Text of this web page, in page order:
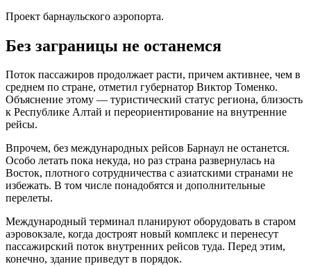
Проект барнаульского аэропорта.
Без заграницы не останемся
Поток пассажиров продолжает расти, причем активнее, чем в
среднем по стране, отметил губернатор Виктор Томенко.
Объяснение этому — туристический статус региона, близость
к Республике Алтай и переориентирование на внутренние
рейсы.
Впрочем, без международных рейсов Барнаул не останется.
Особо летать пока некуда, но раз страна развернулась на
Восток, плотного сотрудничества с азиатскими странами не
избежать. В том числе понадобятся и дополнительные
перелеты.
Международный терминал планируют оборудовать в старом
аэровокзале, когда достроят новый комплекс и перенесут
пассажирский поток внутренних рейсов туда. Перед этим,
конечно, здание приведут в порядок.